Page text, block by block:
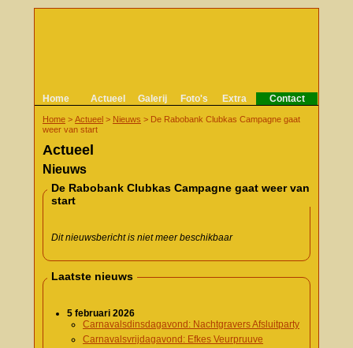
Home Actueel Galerij Foto's Extra Contact
Home > Actueel > Nieuws > De Rabobank Clubkas Campagne gaat
weer van start
Actueel
Nieuws
De Rabobank Clubkas Campagne gaat weer van
start
Dit nieuwsbericht is niet meer beschikbaar
Laatste nieuws
5 februari 2026
Carnavalsdinsdagavond: Nachtgravers Afsluitparty
Carnavalsvrijdagavond: Efkes Veurpruuve